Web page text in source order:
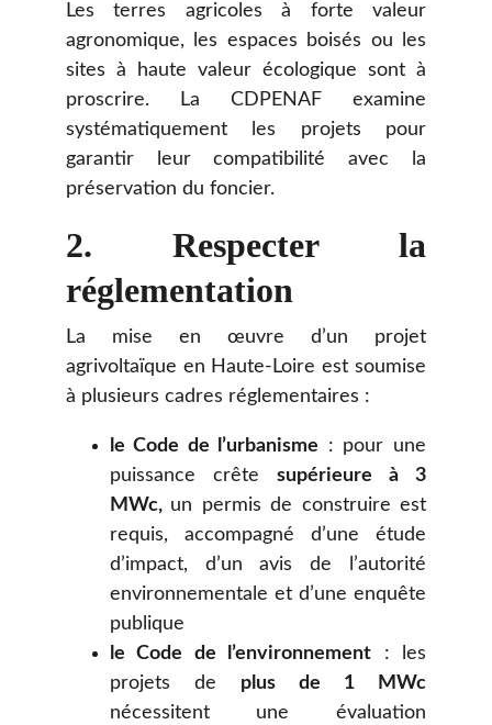
Les terres agricoles à forte valeur
agronomique, les espaces boisés ou les
sites à haute valeur écologique sont à
proscrire. La CDPENAF examine
systématiquement les projets pour
garantir leur compatibilité avec la
préservation du foncier.
2. Respecter la
réglementation
La mise en œuvre d’un projet
agrivoltaïque en Haute-Loire est soumise
à plusieurs cadres réglementaires :
le Code de l’urbanisme : pour une
puissance crête supérieure à 3
MWc, un permis de construire est
requis, accompagné d’une étude
d’impact, d’un avis de l’autorité
environnementale et d’une enquête
publique
le Code de l’environnement : les
projets de plus de 1 MWc
nécessitent une évaluation